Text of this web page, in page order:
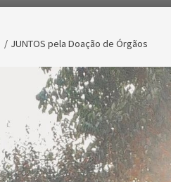
JUNTOS pela Doação de Órgãos